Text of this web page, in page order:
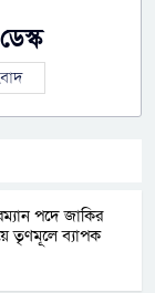
পদে জাকির
তৃণমূলে ব্যাপক